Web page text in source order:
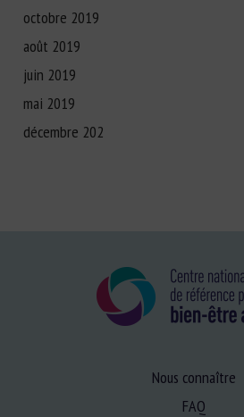
octobre 2019
août 2019
juin 2019
mai 2019
décembre 202
Nous connaître
FAQ